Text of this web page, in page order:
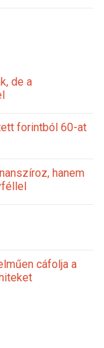
de a
forintból 60-at
hanem
cáfolja a